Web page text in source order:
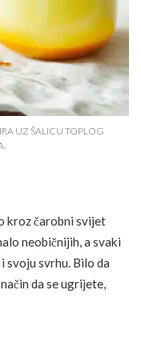
UZ ŠALICU TOPLOG
kroz čarobni svijet
neobičnijih, a svaki
svoju svrhu. Bilo da
da se ugrijete,